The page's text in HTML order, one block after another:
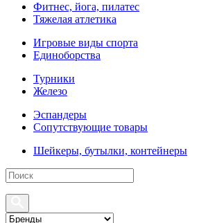
Фитнес, йога, пилатес
Тяжелая атлетика
Игровые виды спорта
Единоборства
Турники
Железо
Эспандеры
Сопутствующие товары
Шейкеры, бутылки, контейнеры